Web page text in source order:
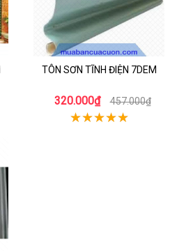
TÔN SƠN TĨNH ĐIỆN 7DEM
320.000₫ 457.000₫